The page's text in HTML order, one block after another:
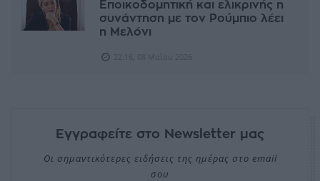
Εποικοδομητική και ελικρινής η
συνάντηση με τον Ρούμπιο λέει
η Μελόνι
Εγγραφείτε στο Newsletter μας
Οι σημαντικότερες ειδήσεις της ημέρας στο email
σου